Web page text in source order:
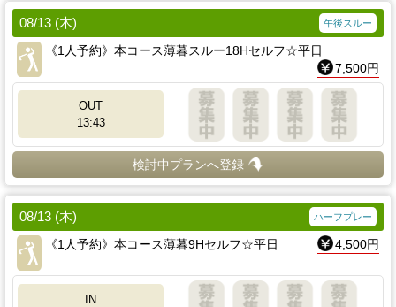
08/13 (木) 午後スルー
《1人予約》本コース薄暮スルー18Hセルフ☆平日
7,500円
OUT
13:43
検討中プランへ登録
08/13 (木) ハーフプレー
《1人予約》本コース薄暮9Hセルフ☆平日 4,500円
IN